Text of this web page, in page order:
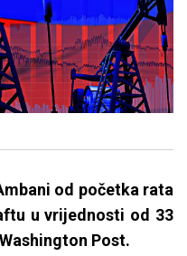
od početka rata
u vrijednosti od 33
Post.